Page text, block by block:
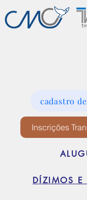
cadastro
Inscrições
DÍZIMOS E